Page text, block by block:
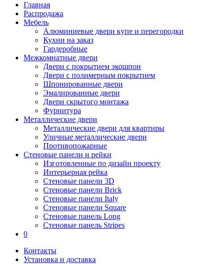
Главная
Распродажа
Мебель
Алюминиевые двери купе и перегородки
Кухни на заказ
Гардеробные
Межкомнатные двери
Двери с покрытием экошпон
Двери с полимерным покрытием
Шпонированные двери
Эмалированные двери
Двери скрытого монтажа
Фурнитура
Металлические двери
Металлические двери для квартиры
Уличные металлические двери
Противопожарные
Стеновые панели и рейки
Изготовленные по дизайн проекту
Интерьерная рейка
Стеновые панели 3D
Стеновые панели Brick
Стеновые панели Italy
Стеновые панели Square
Стеновые панель Long
Стеновые панель Stripes
0
Контакты
Установка и доставка